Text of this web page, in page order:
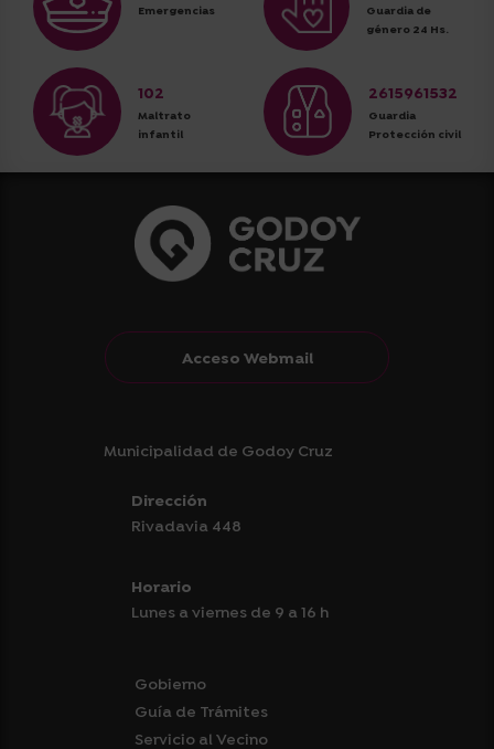
Emergencias
Guardia de
género 24 Hs.
102
Maltrato
infantil
2615961532
Guardia
Protección civil
Acceso Webmail
Municipalidad de Godoy Cruz
Dirección
Rivadavia 448
Horario
Lunes a viernes de 9 a 16 h
Gobierno
Guía de Trámites
Servicio al Vecino